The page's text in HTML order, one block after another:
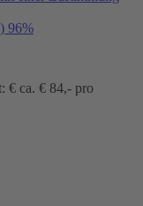
96%
€ ca. € 84,- pro